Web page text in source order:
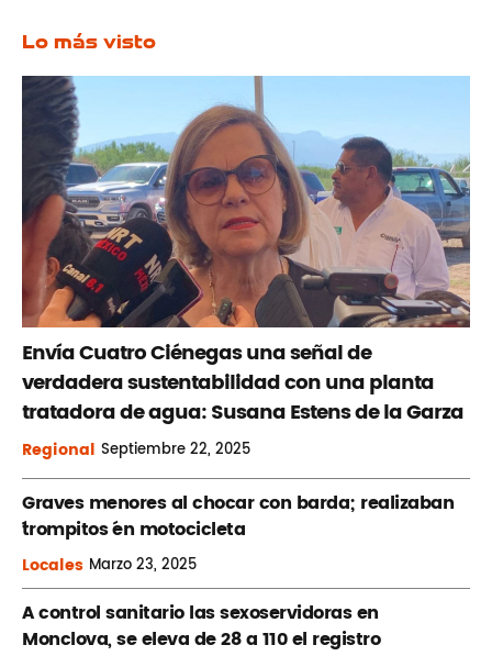
Lo más visto
Envía Cuatro Ciénegas una señal de
verdadera sustentabilidad con una planta
tratadora de agua: Susana Estens de la Garza
Regional Septiembre22, 2025
Graves menores al chocar con barda; realizaban
´trompitos ´en motocicleta
Locales Marzo23, 2025
A control sanitario las sexoservidoras en
Monclova, se eleva de 28 a 110 el registro